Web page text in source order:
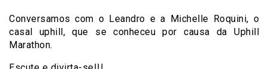
Conversamos com o Leandro e a Michelle Roquini, o
casal uphill, que se conheceu por causa da Uphill
Marathon.